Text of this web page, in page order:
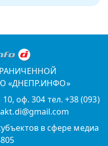
«ДНЕПР.ИНФО»
оф. 304 тел. +38 (093)
в сфере медиа